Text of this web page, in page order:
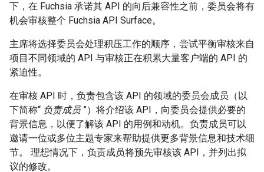
下，在 Fuchsia 承诺其 API 的向后兼容性之前，委员会将有
机会审核整个 Fuchsia API Surface。
主席将选择委员会处理积压工作的顺序，尝试平衡审核来自
项目不同领域的 API 与审核正在积累大量客户端的 API 的
紧迫性。
在审核 API 时，负责包含该 API 的领域的委员会成员（以
下简称“ 负责成员 ”）将介绍该 API，向委员会提供必要的
背景信息，以便了解该 API 的用例和动机。负责成员可以
邀请一位或多位主题专家来帮助提供更多背景信息和技术细
节。 理想情况下，负责成员将预先审核该 API，并列出拟
议的修改。